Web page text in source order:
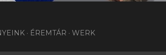
ÉREMTÁR WERK